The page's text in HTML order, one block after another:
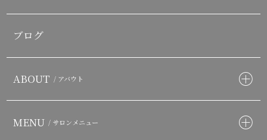
ブログ
ABOUT / アバウト
MENU / サロンメニュー